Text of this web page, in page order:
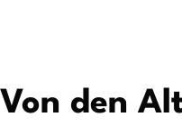
Von den